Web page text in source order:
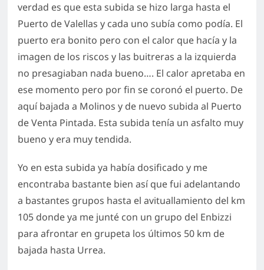
verdad es que esta subida se hizo larga hasta el
Puerto de Valellas y cada uno subía como podía. El
puerto era bonito pero con el calor que hacía y la
imagen de los riscos y las buitreras a la izquierda
no presagiaban nada bueno…. El calor apretaba en
ese momento pero por fin se coronó el puerto. De
aquí bajada a Molinos y de nuevo subida al Puerto
de Venta Pintada. Esta subida tenía un asfalto muy
bueno y era muy tendida.
Yo en esta subida ya había dosificado y me
encontraba bastante bien así que fui adelantando
a bastantes grupos hasta el avituallamiento del km
105 donde ya me junté con un grupo del Enbizzi
para afrontar en grupeta los últimos 50 km de
bajada hasta Urrea.